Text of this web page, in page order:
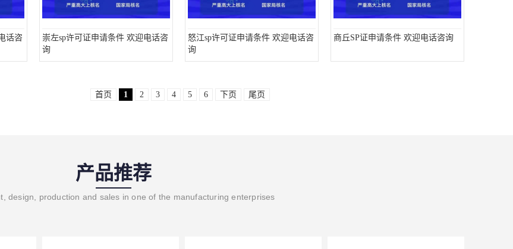
话咨
崇左sp许可证申请条件 欢迎电话咨
询
怒江sp许可证申请条件 欢迎电话咨
询
商丘SP证申请条件 欢迎电话咨询
首页 1 2 3 4 5 6 下页 尾页
产品推荐
design, production and sales in one of the manufacturing enterprises